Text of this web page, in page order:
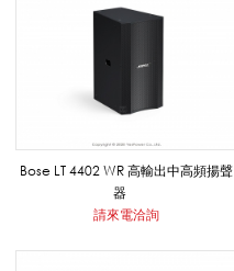
Bose LT 4402 WR 高輸出中高頻揚聲
器
請來電洽詢